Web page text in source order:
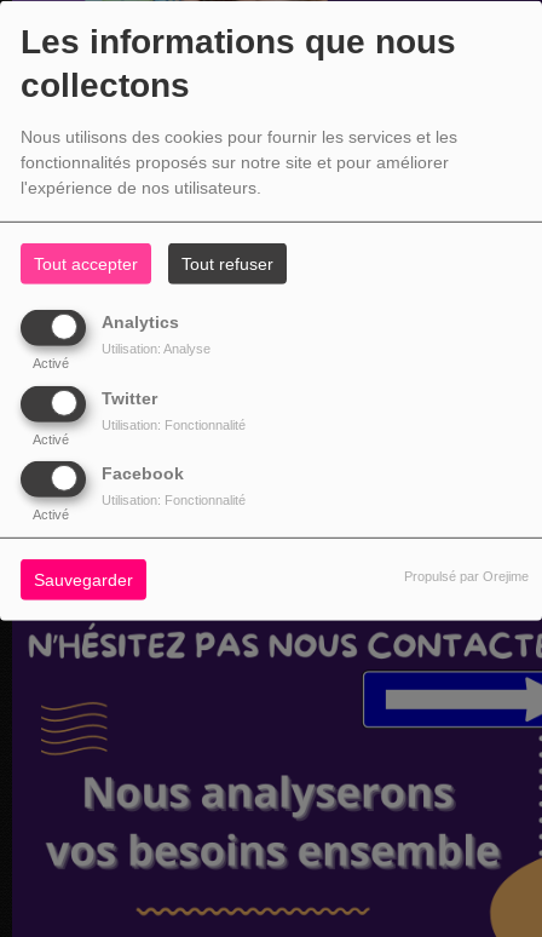
Les informations que nous
collectons
Nous utilisons des cookies pour fournir les services et les
fonctionnalités proposés sur notre site et pour améliorer
l'expérience de nos utilisateurs.
Tout accepter Tout refuser
Analytics
Activé
Utilisation: Analyse
Twitter
Activé
Utilisation: Fonctionnalité
Facebook
Activé
Utilisation: Fonctionnalité
Sauvegarder Propulsé par Orejime